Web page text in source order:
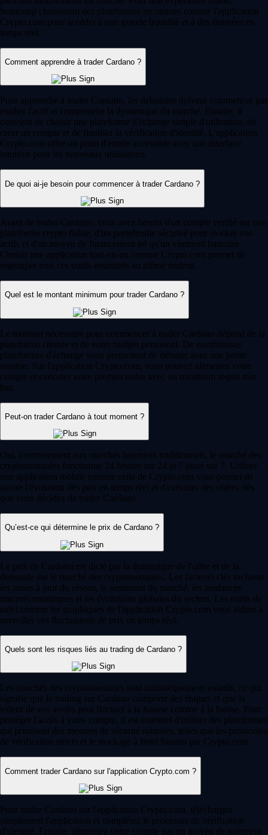
beaucoup choisissent des plateformes reconnues comme l'application
Crypto.com pour accéder à une grande liquidité et à des données en
temps réel.
Comment apprendre à trader Cardano ?
Pour apprendre à trader Cardano, les débutants doivent commencer par
étudier l'actif et comprendre la dynamique du marché. Ensuite, il
convient de choisir une plateforme d'échange simple d'utilisation, de
créer un compte et de finaliser la vérification d'identité. L'application
Crypto.com offre un point d'entrée accessible avec une interface
intuitive pour les nouveaux utilisateurs.
De quoi ai-je besoin pour commencer à trader Cardano ?
Avant de trader Cardano, vous avez besoin d'un compte vérifié sur une
plateforme crypto fiable, d'un portefeuille sécurisé pour stocker vos
actifs et d'un moyen de financement tel qu'un virement bancaire.
Choisir une application tout-en-un comme Crypto.com permet de
regrouper tous ces outils essentiels au même endroit.
Quel est le montant minimum pour trader Cardano ?
Le montant nécessaire pour commencer à trader Cardano dépend de la
plateforme choisie et de votre budget personnel. De nombreuses
plateformes d'échange vous permettent de débuter avec une petite
somme. Sur l'application Crypto.com, vous pouvez alimenter votre
compte et exécuter votre premier ordre avec un minimum requis très
bas.
Peut-on trader Cardano à tout moment ?
Oui, contrairement aux marchés boursiers traditionnels, le marché des
cryptomonnaies fonctionne 24 heures sur 24 et 7 jours sur 7. Utiliser
une application mobile comme celle de Crypto.com vous permet de
suivre l'évolution des prix en temps réel et d'exécuter des ordres dès
que vous décidez de trader Cardano.
Qu’est-ce qui détermine le prix de Cardano ?
Le prix de Cardano est dicté par la dynamique de l'offre et de la
demande sur le marché des cryptomonnaies. Les facteurs clés incluent
les mises à jour du réseau, le sentiment du marché, les tendances
macroéconomiques et les évolutions globales du secteur. Les outils de
suivi comme les graphiques de l'application Crypto.com vous aident à
surveiller ces fluctuations de prix en temps réel.
Quels sont les risques liés au trading de Cardano ?
Les marchés des cryptomonnaies sont intrinsèquement volatils, ce qui
signifie que le trading sur Cardano comporte des risques et que la
valeur de vos avoirs peut fluctuer à la hausse comme à la baisse. Pour
protéger l'accès à votre compte, il est essentiel d'utiliser des plateformes
qui priorisent des mesures de sécurité robustes, telles que les protocoles
de vérification stricts et le stockage à froid fournis par Crypto.com.
Comment trader Cardano sur l'application Crypto.com ?
Pour trader Cardano sur l'application Crypto.com, téléchargez
simplement l'application et complétez le processus de vérification
d'identité. Ensuite, alimentez votre compte par un moyen de paiement